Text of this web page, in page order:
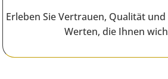
Erleben Sie Vertrauen, Qualität
Werten, die Ihnen